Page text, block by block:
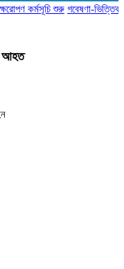
কর্মসূচি শুরু গবেষণা-ভিত্তিক
আহত